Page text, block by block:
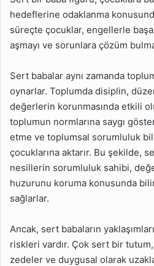
hedeflerine odaklanma
süreçte çocuklar, engellerle başa
aşmayı ve sorunlara çözüm
Sert babalar aynı zamanda
oynarlar. Toplumda disiplin,
değerlerin korunmasında etkili
toplumun normlarına saygı
etme ve toplumsal sorumluluk
çocuklarına aktarır. Bu şekilde,
nesillerin sorumluluk sahibi,
huzurunu koruma konusunda
sağlarlar.
Ancak, sert babaların
riskleri vardır. Çok sert bir
zedeler ve duygusal olarak